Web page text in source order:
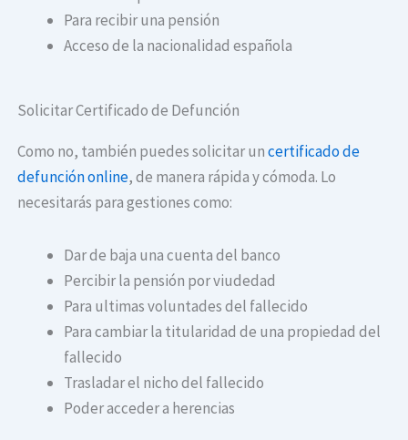
Para recibir una pensión
Acceso de la nacionalidad española
Solicitar Certificado de Defunción
Como no, también puedes solicitar uncertificado de
defunción online, de manera rápida y cómoda. Lo
necesitarás para gestiones como:
Dar de baja una cuenta del banco
Percibir la pensión por viudedad
Para ultimas voluntades del fallecido
Para cambiar la titularidad de una propiedad del
fallecido
Trasladar el nicho del fallecido
Poder acceder a herencias